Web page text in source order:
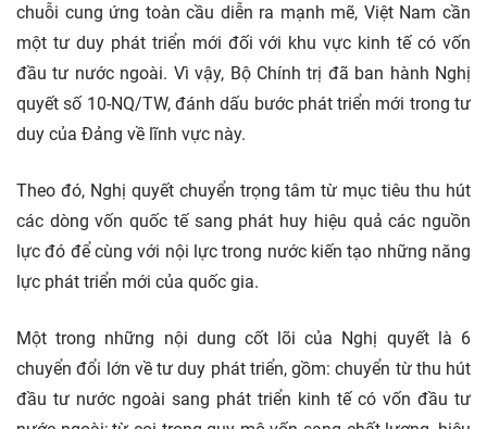
chuỗi cung ứng toàn cầu diễn ra mạnh mẽ, Việt Nam cần
một tư duy phát triển mới đối với khu vực kinh tế có vốn
đầu tư nước ngoài. Vì vậy, Bộ Chính trị đã ban hành Nghị
quyết số 10-NQ/TW, đánh dấu bước phát triển mới trong tư
duy của Đảng về lĩnh vực này.
Theo đó, Nghị quyết chuyển trọng tâm từ mục tiêu thu hút
các dòng vốn quốc tế sang phát huy hiệu quả các nguồn
lực đó để cùng với nội lực trong nước kiến tạo những năng
lực phát triển mới của quốc gia.
Một trong những nội dung cốt lõi của Nghị quyết là 6
chuyển đổi lớn về tư duy phát triển, gồm: chuyển từ thu hút
đầu tư nước ngoài sang phát triển kinh tế có vốn đầu tư